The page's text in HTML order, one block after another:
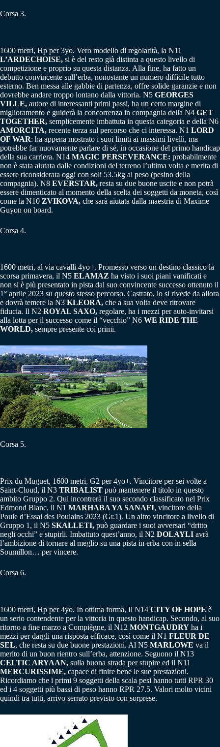
Corsa 3.
1600 metri, Hp per 3yo. Vero modello di regolarità, la N11
L’ARDECHOISE, si è del resto già distinta a questo livello di
competizione e proprio su questa distanza. Alla fine, ha fatto un
debutto convincente sull’erba, nonostante un numero difficile tutto
esterno. Ben messa alle gabbie di partenza, offre solide garanzie e non
dovrebbe andare troppo lontano dalla vittoria. N5 GEORGES
VILLE, autore di interessanti primi passi, ha un certo margine di
miglioramento e guiderà la concorrenza in compagnia della N4 GET
TOGETHER, semplicemente imbattuta in questa categoria e della N6
AMORCITA, recente terza sul percorso che ci interessa. N1 LORD
OF WAR: ha appena mostrato i suoi limiti ai massimi livelli, ma
potrebbe far nuovamente parlare di sé, in occasione del primo handicap
della sua carriera. N14 MAGIC PERSEVERANCE: probabilmente
non è stata aiutata dalle condizioni del terreno l’ultima volta e merita di
essere riconsiderata oggi con soli 53.5kg al peso (pesino della
compagnia). N8 EVERSTAR, resta su due buone uscite e non potrà
essere dimenticato al momento della scelta dei soggetti da moneta, così
come la N10 ZVIKOVA, che sarà aiutata dalla maestria di Maxime
Guyon on board.
Corsa 4.
1600 metri, al via cavalli 4yo+. Promesso verso un destino classico la
scorsa primavera, il N5 ELAMAZ ha visto i suoi piani vanificati e
non si è più presentato in pista dal suo convincente successo ottenuto il
1° aprile 2023 su questo stesso percorso. Castrato, lo si rivede da allora
e dovrà temere la N3 KLEORA, che a sua volta deve ritrovare
fiducia. Il N2 ROYAL SAXO, regolare, ha i mezzi per auto-invitarsi
alla lotta per il successo come il “vecchio” N6 WE RIDE THE
WORLD, sempre presente coi primi.
Corsa 5.
Prix du Muguet, 1600 metri, G2 per 4yo+. Vincitore per sei volte a
Saint-Cloud, il N3 TRIBALIST può mantenere il titolo in questo
ambito Gruppo 2. Qui incontrerà il suo secondo classificato nel Prix
Edmond Blanc, il N1 MARHABA YA SANAFI, vincitore della
Poule d’Essai des Poulains 2023 (Gr.1). Un altro vincitore a livello di
Gruppo 1, il N5 SKALLETI, può guardare i suoi avversari “dritto
negli occhi” e stupirli. Imbattuto quest’anno, il N2 DOLAYLI avrà
l’ambizione di tornare al meglio su una pista in erba con in sella
Soumillon… per vincere.
Corsa 6.
1600 metri, Hp per 4yo. In ottima forma, Il N14 CITY OF HOPE è
un serio contendente per la vittoria in questo handicap. Secondo, al suo
ritorno a fine marzo a Compiègne, il N12 MONTGAUDRY ha i
mezzi per dargli una risposta efficace, così come il N1 FLEUR DE
SEL, che resta su due buone prestazioni. Al N5 MARLOWE va il
merito di un buon rientro sull’erba, attenzione. Seguono il N13
CELTIC ARYAAN, sulla buona strada per stupire ed il N11
MERCURISSIME, capace di finire bene le sue prestazioni.
Ricordiamo che i primi 9 soggetti della scala pesi hanno tutti RPR 30
ed i 4 soggetti più bassi di peso hanno RPR 27.5. Valori molto vicini
quindi tra tutti, arrivo serrato previsto con sorprese.